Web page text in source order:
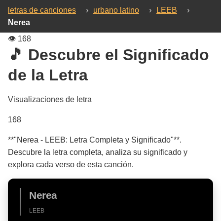
letras de canciones › urbano latino › LEEB
›
Nerea
👁️ 168
🎵 Descubre el Significado
de la Letra
Visualizaciones de letra
168
**"Nerea - LEEB: Letra Completa y Significado"**.
Descubre la letra completa, analiza su significado y
explora cada verso de esta canción.
Nerea
LEEB